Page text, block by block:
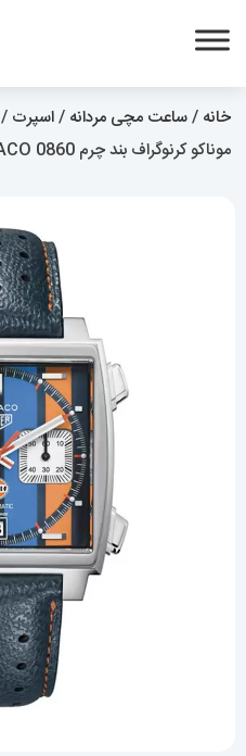
خانه /ساعت مچی مردانه /اسپرت
موناکو کرنوگراف بند چرم 0860 TAG HEUER MONACO